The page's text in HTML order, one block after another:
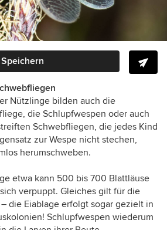
Speichern
Nützlinge bilden auch die
die Schlupfwespen oder auch
Schwebfliegen, die jedes Kind
zur Wespe nicht stechen,
herumschweben.
etwa kann 500 bis 700 Blattläuse
verpuppt. Gleiches gilt für die
die Eiablage erfolgt sogar gezielt in
Schlupfwespen wiederum